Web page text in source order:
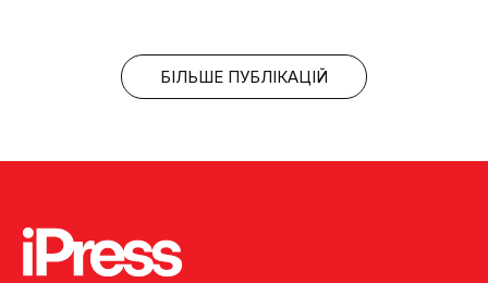
БІЛЬШЕ ПУБЛІКАЦІЙ